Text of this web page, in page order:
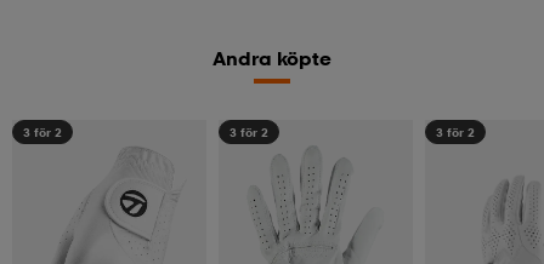
Andra köpte
3 för 2 3 för 2 3 för 2